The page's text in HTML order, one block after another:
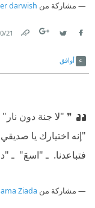
مشاركة من darwish
21‏/10‏/2023
أوافق
❞ "لا جنة دون نار"
"إنه اختيارك يا
فتباعدنا. ‫ ـ "اسعَ" ‫ ـ
مشاركة من Ziada